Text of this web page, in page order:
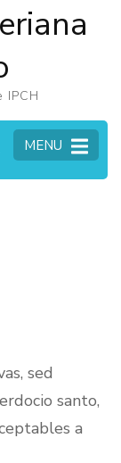
MENU
sed
santo,
a